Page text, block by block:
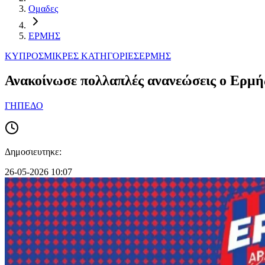
Ομαδες
ΕΡΜΗΣ
ΚΥΠΡΟΣΜΙΚΡΕΣ ΚΑΤΗΓΟΡΙΕΣΕΡΜΗΣ
Ανακοίνωσε πολλαπλές ανανεώσεις ο
ΓΗΠΕΔΟ
Δημοσιευτηκε:
26-05-2026 10:07